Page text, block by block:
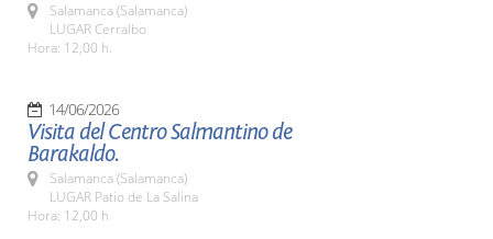
Salamanca (Salamanca)
LUGAR Cerralbo
Hora: 12,00 h.
14/06/2026
Visita del Centro Salmantino de
Barakaldo.
Salamanca (Salamanca)
LUGAR Patio de La Salina
Hora: 12,00 h